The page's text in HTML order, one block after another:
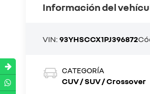
Información del
VIN:93YHSCCX1PJ396872
CATEGORÍA
CUV / SUV / Crossover